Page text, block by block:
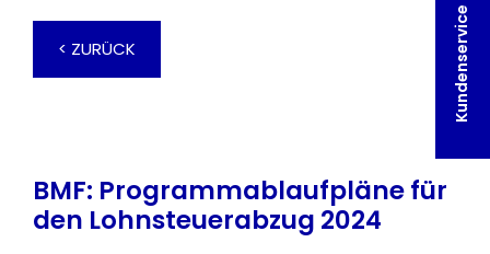
Kundenservice
< ZURÜCK
BMF: Programmablaufpläne für
den Lohnsteuerabzug 2024